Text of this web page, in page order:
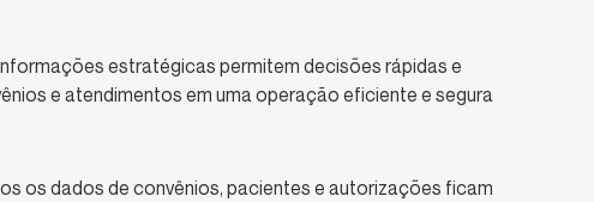
estratégicas permitem decisões rápidas e
e atendimentos em uma operação eficiente e segura
os dados de convênios, pacientes e autorizações ficam